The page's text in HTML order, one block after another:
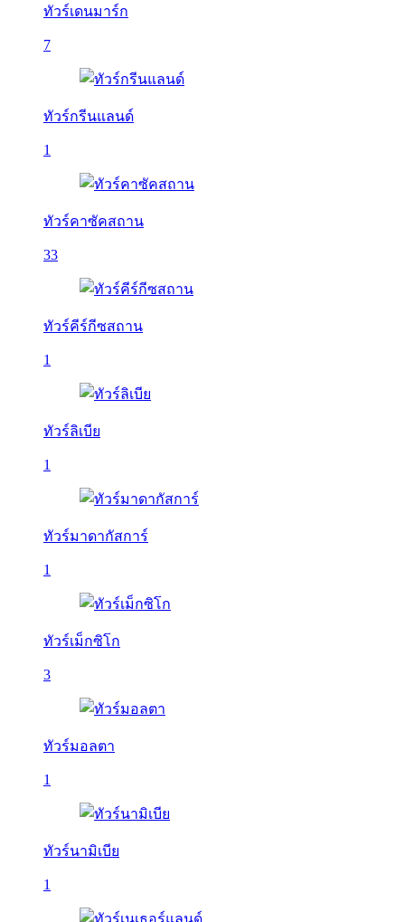
ทัวร์เดนมาร์ก
7
ทัวร์กรีนแลนด์
1
ทัวร์คาซัคสถาน
33
ทัวร์คีร์กีซสถาน
1
ทัวร์ลิเบีย
1
ทัวร์มาดากัสการ์
1
ทัวร์เม็กซิโก
3
ทัวร์มอลตา
1
ทัวร์นามิเบีย
1